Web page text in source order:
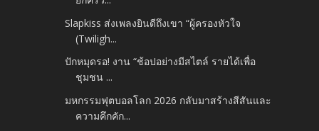
Slapkiss ส่งเพลงยินดีถึงเขา “ผู้ครองหัวใจ
(Twiligh...
ปักหมุดรอ! งาน “ช้อปอย่างมีสไตล์ รายได้เพื่อ
ชุมชน ...
มหกรรมฟุตบอลโลก 2026 กลับมาสร้างสีสันและ
ความคึกคัก...